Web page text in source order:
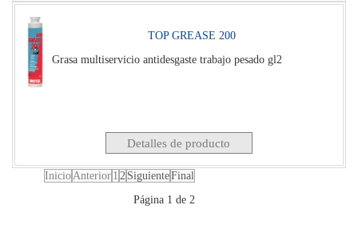
TOP GREASE 200
Grasa multiservicio antidesgaste trabajo pesado gl2
Detalles de producto
Inicio Anterior 1 2 SiguienteFinal
Página 1 de 2